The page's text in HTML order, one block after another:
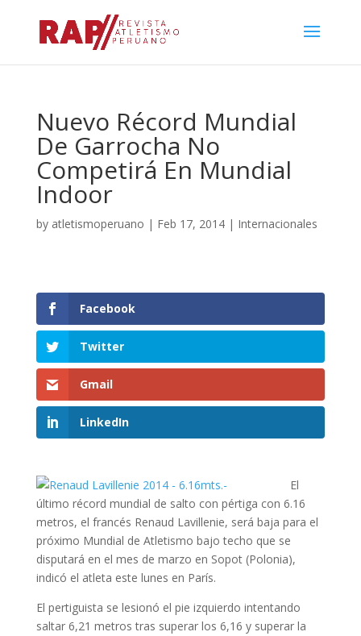
Nuevo Récord Mundial
De Garrocha No
Competirá En Mundial
Indoor
by atletismoperuano | Feb 17, 2014| Internacionales
Facebook
Twitter
Gmail
LinkedIn
El
último récord mundial de salto con pértiga con 6.16
metros, el francés Renaud Lavillenie, será baja para el
próximo Mundial de Atletismo bajo techo que se
disputará en el mes de marzo en Sopot (Polonia),
indicó el atleta este lunes en París.
El pertiguista se lesionó el pie izquierdo intentando
saltar 6,21 metros tras superar los 6,16 y superar la